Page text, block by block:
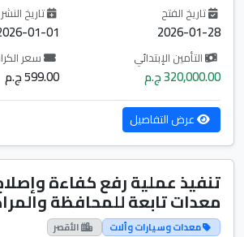
تاريخ الفتح
2026-01-28
تاريخ النشر
01-01
التأمين الإبتدائي
320,000.00 ج.م
سعر
599.00 ج.م
عرض التفاصيل
تنفيذ عملية رفع كفاءة
معدات تابعة للمحافظة
معدات وسيارات وألات الأقصر